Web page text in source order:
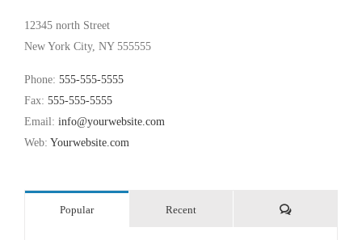
12345 north Street
New York City, NY 555555
Phone: 555-555-5555
Fax: 555-555-5555
Email: info@yourwebsite.com
Web: Yourwebsite.com
Popular Recent Comments